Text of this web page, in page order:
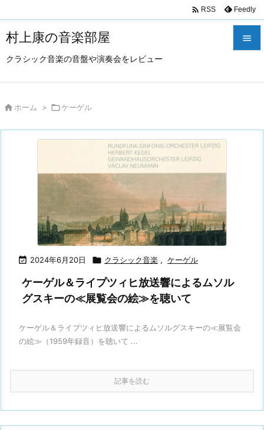
村上康の音楽部屋
クラシック音楽の音盤や演奏会をレビュー

 RSS Feedly
 ホーム > ケーゲル
 2024年6月20日  クラシック音楽 , ケーゲル
ケーゲル＆ライプツィヒ放送響によるムソル
グスキーの≪展覧会の絵≫を聴いて
ケーゲル＆ライプツィヒ放送響によるムソルグスキーの≪展覧会
の絵≫（1959年録音）を聴いて ...
記事を読む